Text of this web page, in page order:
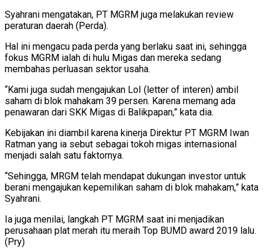
Syahrani mengatakan, PT MGRM juga melakukan review
peraturan daerah (Perda).
Hal ini mengacu pada perda yang berlaku saat ini, sehingga
fokus MGRM ialah di hulu Migas dan mereka sedang
membahas perluasan sektor usaha.
“Kami juga sudah mengajukan LoI (letter of interen) ambil
saham di blok mahakam 39 persen. Karena memang ada
penawaran dari SKK Migas di Balikpapan,” kata dia.
Kebijakan ini diambil karena kinerja Direktur PT MGRM Iwan
Ratman yang ia sebut sebagai tokoh migas internasional
menjadi salah satu faktornya.
“Sehingga, MRGM telah mendapat dukungan investor untuk
berani mengajukan kepemilikan saham di blok mahakam,” kata
Syahrani.
Ia juga menilai, langkah PT MGRM saat ini menjadikan
perusahaan plat merah itu meraih Top BUMD award 2019 lalu.
(Pry)